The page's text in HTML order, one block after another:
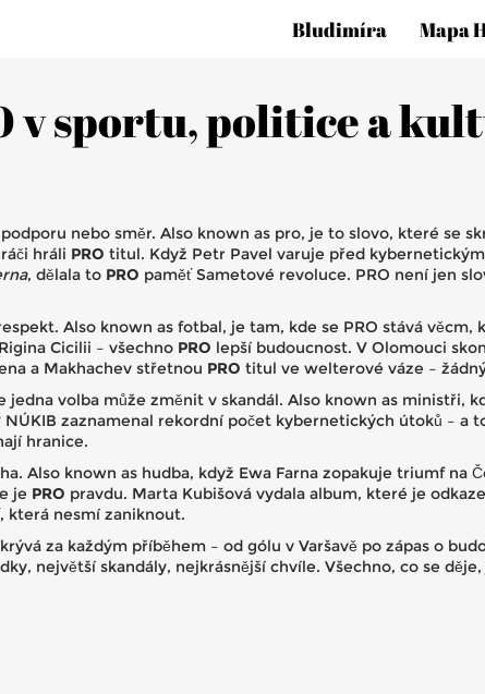
Bludimíra Mapa
v sportu, politice a
nebo směr. Also known as pro, je to slovo, které se
hráli PRO titul. Když Petr Pavel varuje před
, dělala to PRO paměť Sametové revoluce. PRO není jen
. Also known as fotbal, je tam, kde se PRO stává
Cicilii – všechno PRO lepší budoucnost. V Olomouci
a Makhachev střetnou PRO titul ve welterové váze –
jedna volba může změnit v skandál. Also known as ministři,
zaznamenal rekordní počet kybernetických útoků – a
hranice.
. Also known as hudba, když Ewa Farna zopakuje triumf na
je PRO pravdu. Marta Kubišová vydala album, které je
která nesmí zaniknout.
za každým příběhem – od gólu v Varšavě po zápas o
největší skandály, nejkrásnější chvíle. Všechno, co se děje,